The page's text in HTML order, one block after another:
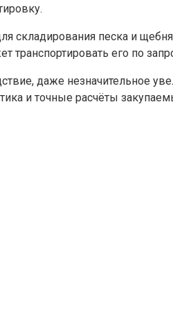
складирования песка и
транспортировать его по
даже незначительное
и точные расчёты